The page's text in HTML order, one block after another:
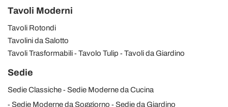
Tavoli Moderni
Tavoli Rotondi
Tavolini da Salotto
Tavoli Trasformabili
Tavolo Tulip Tavoli da Giardino
Sedie
Sedie Classiche
Sedie Moderne da Cucina
Sedie Moderne da Soggiorno
Sedie da Giardino